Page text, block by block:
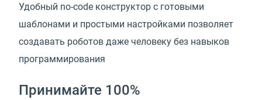
Удобный no-code конструктор с готовыми
шаблонами и простыми настройками позволяет
создавать роботов даже человеку без навыков
программирования
Принимайте 100%